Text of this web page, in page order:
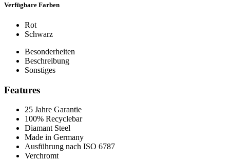
Verfügbare Farben
Rot
Schwarz
Besonderheiten
Beschreibung
Sonstiges
Features
25 Jahre Garantie
100% Recyclebar
Diamant Steel
Made in Germany
Ausführung nach ISO 6787
Verchromt